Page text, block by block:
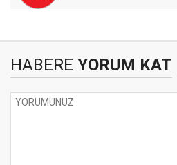
HABERE YORUM KAT